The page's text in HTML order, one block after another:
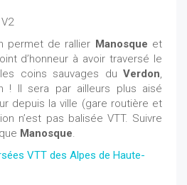
permet de rallier Manosque et
d’honneur à avoir traversé le
coins sauvages du Verdon,
! Il sera par ailleurs plus aisé
depuis la ville (gare routière et
n’est pas balisée VTT. Suivre
Manosque.
VTT des Alpes de Haute-